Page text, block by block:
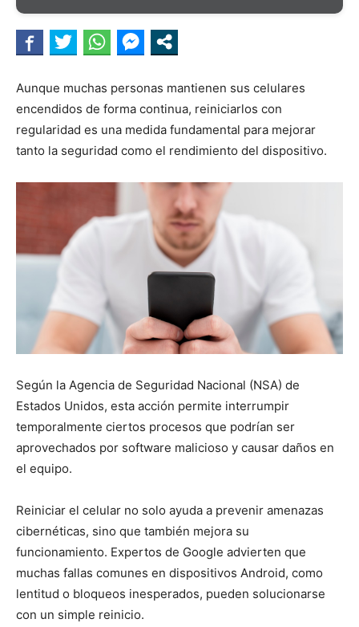
Aunque muchas personas mantienen sus celulares
encendidos de forma continua, reiniciarlos con
regularidad es una medida fundamental para mejorar
tanto la seguridad como el rendimiento del dispositivo.
Según la Agencia de Seguridad Nacional (NSA) de
Estados Unidos, esta acción permite interrumpir
temporalmente ciertos procesos que podrían ser
aprovechados por software malicioso y causar daños en
el equipo.
Reiniciar el celular no solo ayuda a prevenir amenazas
cibernéticas, sino que también mejora su
funcionamiento. Expertos de Google advierten que
muchas fallas comunes en dispositivos Android, como
lentitud o bloqueos inesperados, pueden solucionarse
con un simple reinicio.